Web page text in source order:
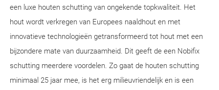
een luxe houten schutting van ongekende topkwaliteit. Het
hout wordt verkregen van Europees naaldhout en met
innovatieve technologieën getransformeerd tot hout met een
bijzondere mate van duurzaamheid. Dit geeft de een Nobifix
schutting meerdere voordelen. Zo gaat de houten schutting
minimaal 25 jaar mee, is het erg milieuvriendelijk en is een